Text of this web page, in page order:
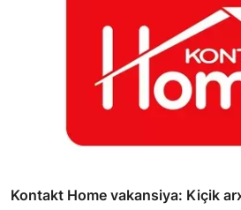
Kontakt Home vakansiya: Kiçik